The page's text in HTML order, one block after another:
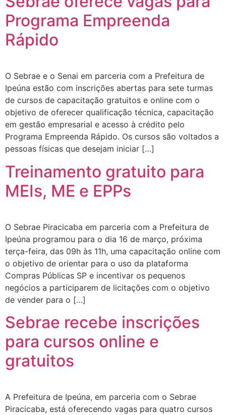
Programa Empreenda
Rápido
O Sebrae e o Senai em parceria com a Prefeitura de
Ipeúna estão com inscrições abertas para sete turmas
de cursos de capacitação gratuitos e online com o
objetivo de oferecer qualificação técnica, capacitação
em gestão empresarial e acesso à crédito pelo
Programa Empreenda Rápido. Os cursos são voltados a
pessoas físicas que desejam iniciar […]
Treinamento gratuito para
MEIs, ME e EPPs
O Sebrae Piracicaba em parceria com a Prefeitura de
Ipeúna programou para o dia 16 de março, próxima
terça-feira, das 09h às 11h, uma capacitação online com
o objetivo de orientar para o uso da plataforma
Compras Públicas SP e incentivar os pequenos
negócios a participarem de licitações com o objetivo
de vender para o […]
Sebrae recebe inscrições
para cursos online e
gratuitos
A Prefeitura de Ipeúna, em parceria com o Sebrae
Piracicaba, está oferecendo vagas para quatro cursos